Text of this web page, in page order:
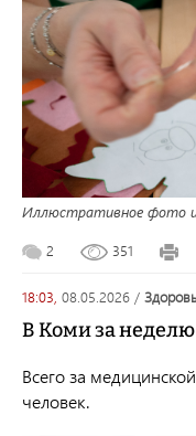
Иллюстративное фото
2 351
18:03, 08.05.2026 /
В Коми за
Всего за
человек.